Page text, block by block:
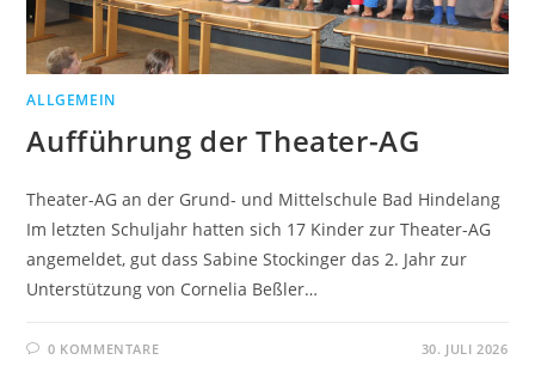
ALLGEMEIN
Aufführung der Theater-AG
Theater-AG an der Grund- und Mittelschule Bad Hindelang
Im letzten Schuljahr hatten sich 17 Kinder zur Theater-AG
angemeldet, gut dass Sabine Stockinger das 2. Jahr zur
Unterstützung von Cornelia Beßler…
0 KOMMENTARE 30. JULI 2026